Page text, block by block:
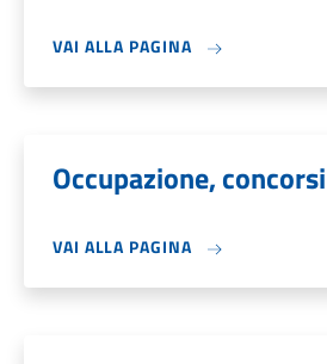
VAI ALLA PAGINA
Occupazione,
VAI ALLA PAGINA